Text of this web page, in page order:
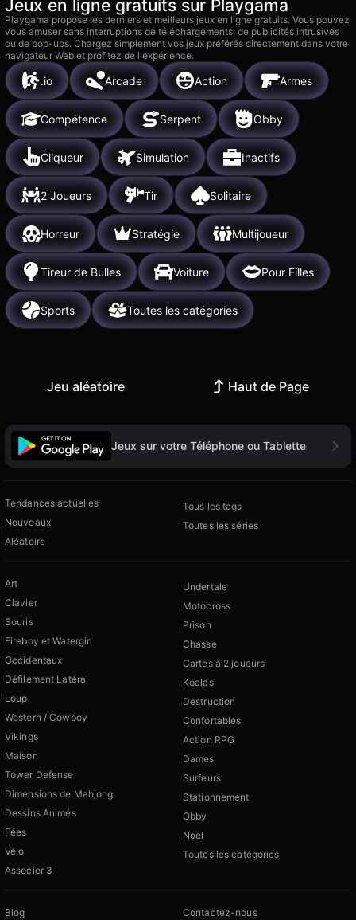
Jeux en ligne gratuits sur Playgama
Playgama propose les derniers et meilleurs jeux en ligne gratuits. Vous pouvez
vous amuser sans interruptions de téléchargements, de publicités intrusives
ou de pop-ups. Chargez simplement vos jeux préférés directement dans votre
navigateur Web et profitez de l'expérience.
.io Arcade Action Armes
Compétence Serpent Obby
Cliqueur Simulation Inactifs
2 Joueurs Tir Solitaire
Horreur Stratégie Multijoueur
Tireur de Bulles Voiture Pour Filles
Sports Toutes les catégories
Jeu aléatoire Haut de Page
Jeux sur votre Téléphone ou Tablette
Tendances actuelles
Nouveaux
Aléatoire
Tous les tags
Toutes les séries
Art
Clavier
Souris
Fireboy et Watergirl
Occidentaux
Défilement Latéral
Loup
Western / Cowboy
Vikings
Maison
Tower Defense
Dimensions de Mahjong
Dessins Animés
Fées
Vélo
Associer 3
Undertale
Motocross
Prison
Chasse
Cartes à 2 joueurs
Koalas
Destruction
Confortables
Action RPG
Dames
Surfeurs
Stationnement
Obby
Noël
Toutes les catégories
Blog Contactez-nous